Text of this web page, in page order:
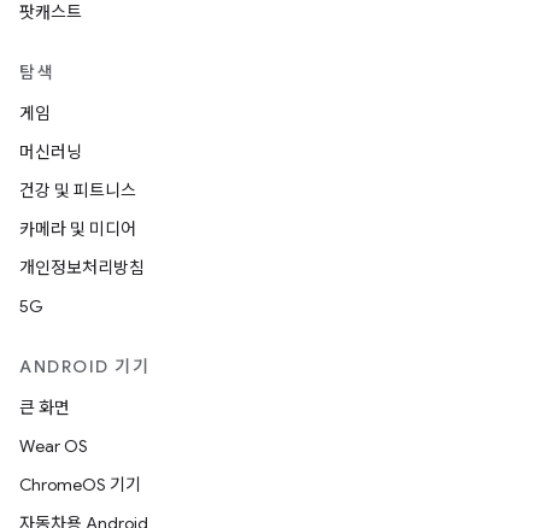
팟캐스트
탐색
게임
머신러닝
건강 및 피트니스
카메라 및 미디어
개인정보처리방침
5G
ANDROID 기기
큰 화면
Wear OS
ChromeOS 기기
자동차용 Android